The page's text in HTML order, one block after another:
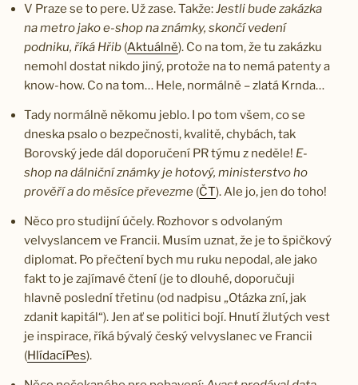
V Praze se to pere. Už zase. Takže:Jestli bude zakázka
na metro jako e-shop na známky, skončí vedení
podniku, říká Hřib (Aktuálně). Co na tom, že tu zakázku
nemohl dostat nikdo jiný, protože na to nemá patenty a
know-how. Co na tom… Hele, normálně – zlatá Krnda…
Tady normálně někomu jeblo. I po tom všem, co se
dneska psalo o bezpečnosti, kvalitě, chybách, tak
Borovský jede dál doporučení PR týmu z neděle! E-
shop na dálniční známky je hotový, ministerstvo ho
prověří a do měsíce převezme (ČT). Ale jo, jen do toho!
Něco pro studijní účely. Rozhovor s odvolaným
velvyslancem ve Francii. Musím uznat, že je to špičkový
diplomat. Po přečtení bych mu ruku nepodal, ale jako
fakt to je zajímavé čtení (je to dlouhé, doporučuji
hlavně poslední třetinu (od nadpisu „Otázka zní, jak
zdanit kapitál“). Jen ať se politici bojí. Hnutí žlutých vest
je inspirace, říká bývalý český velvyslanec ve Francii
(HlídacíPes).